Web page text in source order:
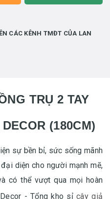
CÁC KÊNH TMĐT CỦA LAN
TRỤ 2 TAY
(180CM)
sự bền bỉ, sức sống mãnh
diện cho người mạnh mẽ,
có thể vượt qua mọi hoàn
- Tổng kho sỉcây giả